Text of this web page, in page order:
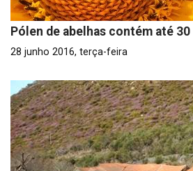
​​Pólen de abelhas contém até
28 junho 2016, terça-feira